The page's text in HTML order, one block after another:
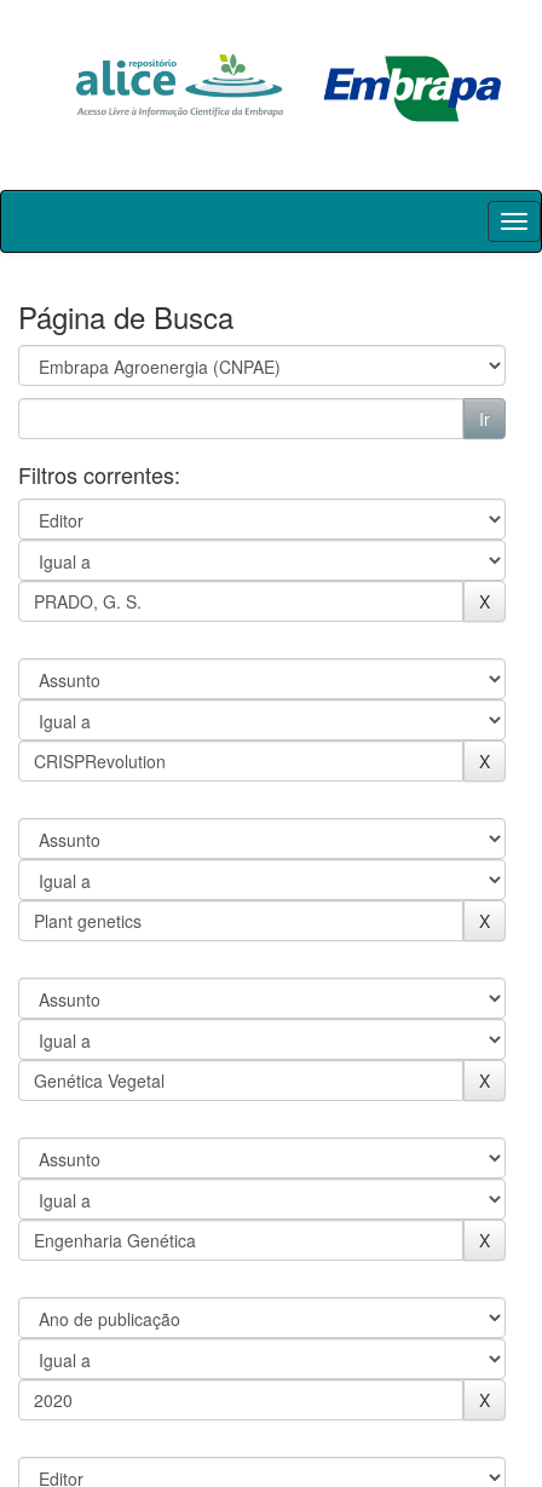
Skip
Página de Busca
Filtros correntes: